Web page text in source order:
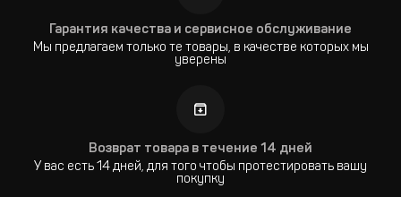
Гарантия качества и сервисное обслуживание
Мы предлагаем только те товары, в качестве которых мы
уверены
Возврат товара в течение 14 дней
У вас есть 14 дней, для того чтобы протестировать вашу
покупку